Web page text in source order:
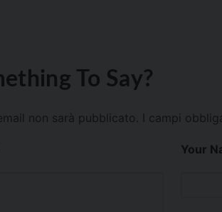
To Say?
non sarà pubblicato. I campi
Your